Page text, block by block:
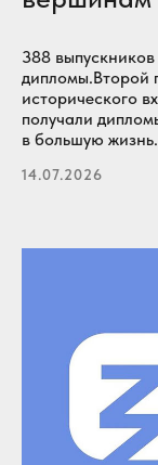
388
дипломы.Второй
исторического
получали
в большую жизнь.
14.07.2026